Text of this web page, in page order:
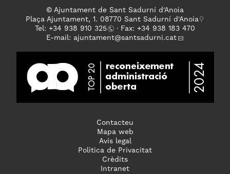
© Ajuntament de Sant Sadurní d'Anoia
Plaça Ajuntament, 1. 08770 Sant Sadurní d'Anoia
Tel: +34 938 910 325
· Fax: +34 938 183 470
E-mail: ajuntament@santsadurni.cat
Contacteu
Mapa web
Avís legal
Politica de Privacitat
Crèdits
Intranet